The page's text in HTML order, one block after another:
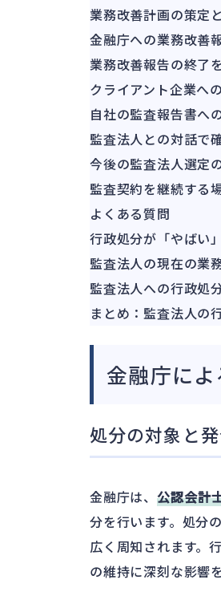
業務改善計画の策定
金融庁への業務改善
業務改善報告の終了
クライアント企業へ
自社の監査報告書へ
監査法人との対話で
今後の監査法人選定
監査契約を継続する
よくある質問
行政処分が「やばい
監査法人の現在の業
監査法人への行政処
まとめ：監査法人の
金融庁に
処分の対象と
金融庁は、 公認会計
分を行います。処分
広く周知されます。
の維持に深刻な影響